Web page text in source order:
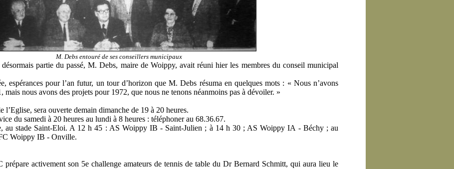
M. Debs entouré de ses conseillers municipaux
partie du passé, M. Debs, maire de Woippy, avait réuni hier les membres du conseil municipal
espérances pour l’an futur, un tour d’horizon que M. Debs résuma en quelques mots : « Nous n’avons
mais nous avons des projets pour 1972, que nous ne tenons néanmoins pas à dévoiler. »
l’Eglise, sera ouverte demain dimanche de 19 à 20 heures.
du samedi à 20 heures au lundi à 8 heures : téléphoner au 68.36.67.
au stade Saint-Eloi. A 12 h 45 : AS Woippy IB - Saint-Julien ; à 14 h 30 ; AS Woippy IA - Béchy ; au
Woippy IB - Onville.
activement son 5e challenge amateurs de tennis de table du Dr Bernard Schmitt, qui aura lieu le